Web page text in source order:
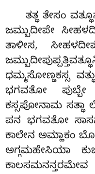
ತತ್ಥ ತೇಸಂ
ಜಮ್ಬುದೀಪೇ
ತಾಳೀಸ,
ಧಮ್ಮಸೋಣ್ಡಕಸ್ಸ
ಭಗವತೋ ಪುಬ್ಬೇ
ಕಸ್ಸಪೋನಾಮ
ಪನ ಭಗವತೋ
ಕಾಲೇನ ಅಮ್ಹಾಕಂ
ಅಗ್ಗಮಹೇಸಿಯಾ